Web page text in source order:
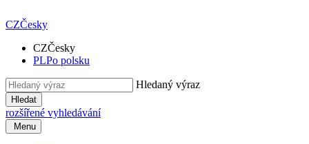
CZČesky
CZČesky
PLPo polsku
Hledaný výraz
Hledat
rozšířené vyhledávání
Menu